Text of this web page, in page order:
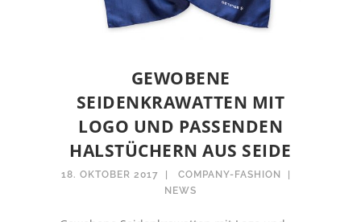
GEWOBENE
SEIDENKRAWATTEN MIT
LOGO UND PASSENDEN
HALSTÜCHERN AUS SEIDE
18. OKTOBER 2017
COMPANY-FASHION
NEWS